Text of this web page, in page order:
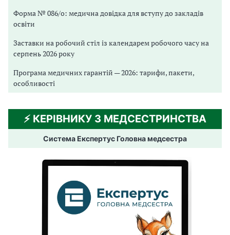
Форма № 086/о: медична довідка для вступу до закладів
освіти
Заставки на робочий стіл із календарем робочого часу на
серпень 2026 року
Програма медичних гарантій — 2026: тарифи, пакети,
особливості
⚡️ КЕРІВНИКУ З МЕДСЕСТРИНСТВА
Система Експертус Головна медсестра